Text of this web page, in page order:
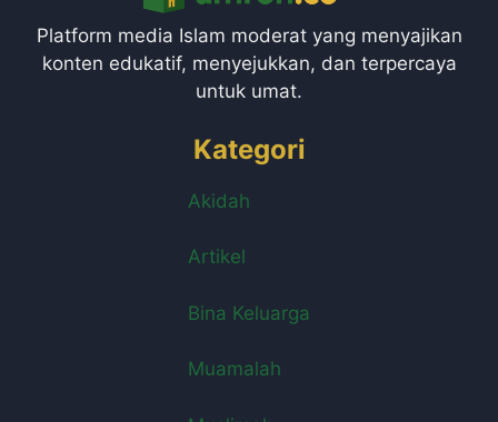
Platform media Islam moderat yang menyajikan
konten edukatif, menyejukkan, dan terpercaya
untuk umat.
Kategori
Akidah
Artikel
Bina Keluarga
Muamalah